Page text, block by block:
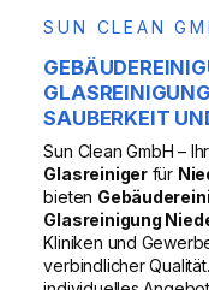
SUN CLEAN
SAUBERKEIT
Sun Clean GmbH – Ihr
Glasreinigerfür
bieten
Glasreinigung
Kliniken und
verbindlicher